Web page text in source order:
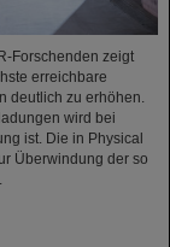
Forschenden zeigt
erreichbare
deutlich zu erhöhen.
wird bei
ist. Die in Physical
Überwindung der so